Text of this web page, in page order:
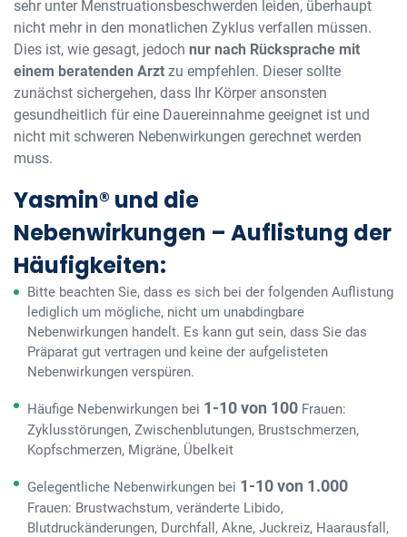
sehr unter Menstruationsbeschwerden leiden, überhaupt
nicht mehr in den monatlichen Zyklus verfallen müssen.
Dies ist, wie gesagt, jedoch nur nach Rücksprache mit
einem beratenden Arzt zu empfehlen. Dieser sollte
zunächst sichergehen, dass Ihr Körper ansonsten
gesundheitlich für eine Dauereinnahme geeignet ist und
nicht mit schweren Nebenwirkungen gerechnet werden
muss.
Yasmin® und die
Nebenwirkungen – Auflistung der
Häufigkeiten:
Bitte beachten Sie, dass es sich bei der folgenden Auflistung
lediglich um mögliche, nicht um unabdingbare
Nebenwirkungen handelt. Es kann gut sein, dass Sie das
Präparat gut vertragen und keine der aufgelisteten
Nebenwirkungen verspüren.
Häufige Nebenwirkungen bei 1-10 von 100 Frauen:
Zyklusstörungen, Zwischenblutungen, Brustschmerzen,
Kopfschmerzen, Migräne, Übelkeit
Gelegentliche Nebenwirkungen bei 1-10 von 1.000
Frauen: Brustwachstum, veränderte Libido,
Blutdruckänderungen, Durchfall, Akne, Juckreiz, Haarausfall,